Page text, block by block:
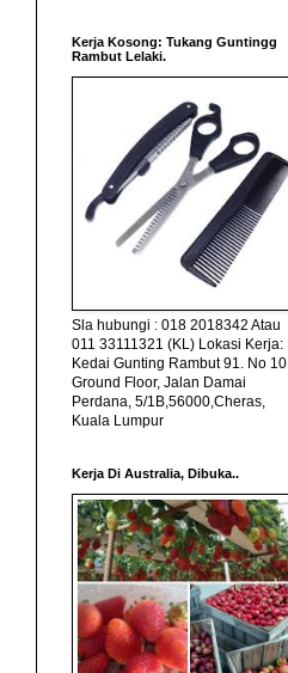
Kerja Kosong: Tukang Guntingg
Rambut Lelaki.
Sla hubungi : 018 2018342 Atau
011 33111321 (KL) Lokasi Kerja:
Kedai Gunting Rambut 91. No 10
Ground Floor, Jalan Damai
Perdana, 5/1B,56000,Cheras,
Kuala Lumpur
Kerja Di Australia, Dibuka..